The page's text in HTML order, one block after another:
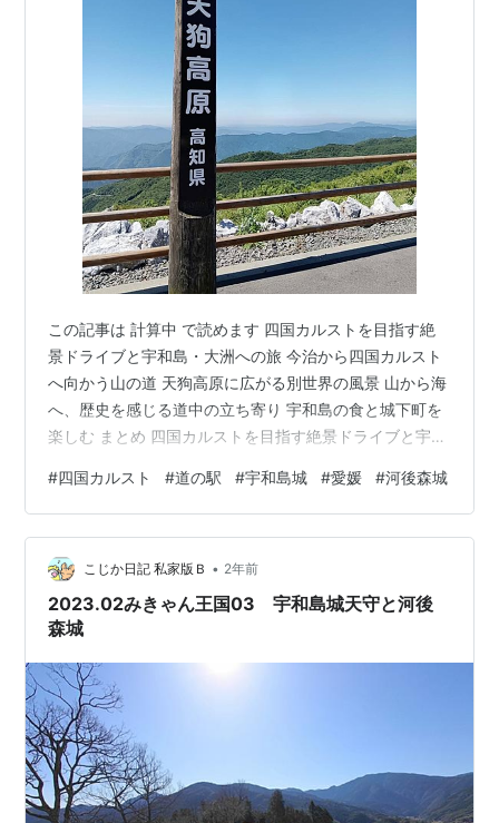
この記事は 計算中 で読めます 四国カルストを目指す絶
景ドライブと宇和島・大洲への旅 今治から四国カルスト
へ向かう山の道 天狗高原に広がる別世界の風景 山から海
へ、歴史を感じる道中の立ち寄り 宇和島の食と城下町を
楽しむ まとめ 四国カルストを目指す絶景ドライブと宇和
ら、四国の内陸へと進み、今回の旅の大きな目的地であ
る四国カルストを目指しました。山から海へと景色が移
り変わる道中では、歴史スポットや道の駅にも立ち寄り
ながら、四国の自然と文化をゆっくりと体感します。絶
景の高原、歴史ある城下町、そして港町の空気まで、1日
でさまざまな表情に出会えるドライ…
#四国カルスト #道の駅 #宇和島城 #愛媛 #河後森城
こじか日記 私家版Ｂ • 2年前
2023.02みきゃん王国03 宇和島城天守と河後
森城